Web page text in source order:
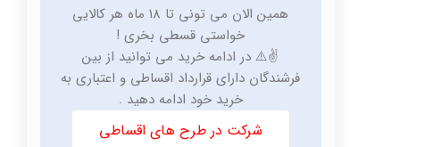
همین الان می تونی تا 18 ماه هر کالایی
خواستی قسطی بخری !
✌️⚠️ در ادامه خرید می توانید از بین
فرشندگان دارای قرارداد اقساطی و اعتباری به
خرید خود ادامه دهید .
شرکت در طرح های اقساطی